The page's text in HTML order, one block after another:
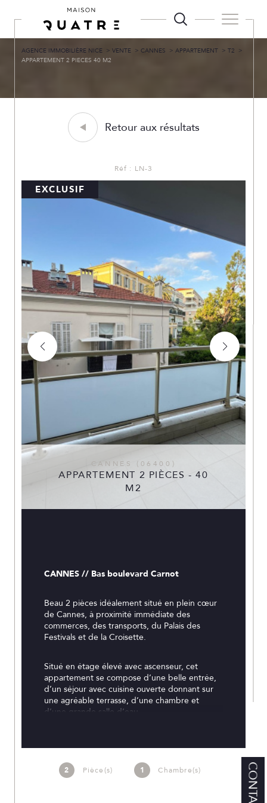
CONTACT
AGENCE IMMOBILIÈRE NICE VENTE CANNES APPARTEMENT
T2
APPARTEMENT 2 PIECES 40 M2
Retour aux résultats
Réf : LN-3
EXCLUSIF
CANNES (06400)
APPARTEMENT 2 PIÈCES - 40
M2
2 Pièce(s) 1 Chambre(s)
CANNES // Bas boulevard Carnot
Beau 2 pièces idéalement situé en plein cœur
de Cannes, à proximité immédiate des
commerces, des transports, du Palais des
Festivals et de la Croisette.
Situé en étage élevé avec ascenseur, cet
appartement se compose d’une belle entrée,
d’un séjour avec cuisine ouverte donnant sur
une agréable terrasse, d’une chambre et
d’une grande salle d’eau.
pour profiter de la vie cannoise.